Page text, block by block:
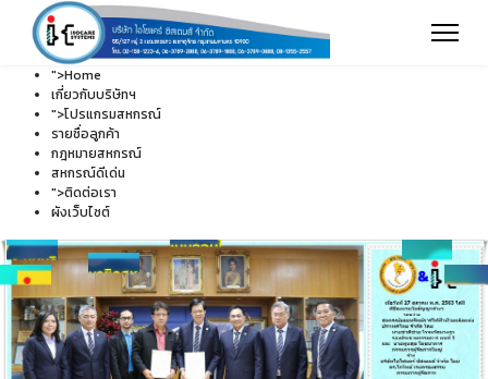
">Home
เกี่ยวกับบริษัทฯ
">โปรแกรมสหกรณ์
รายชื่อลูกค้า
กฎหมายสหกรณ์
สหกรณ์ดีเด่น
">ติดต่อเรา
ผังเว็บไซต์